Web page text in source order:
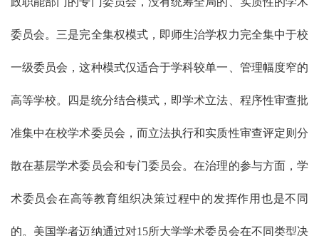
委员会。三是完全集权模式，即师生治学权力完全集中于校
一级委员会，这种模式仅适合于学科较单一、管理幅度窄的
高等学校。四是统分结合模式，即学术立法、程序性审查批
准集中在校学术委员会，而立法执行和实质性审查评定则分
散在基层学术委员会和专门委员会。在治理的参与方面，学
术委员会在高等教育组织决策过程中的发挥作用也是不同
的。美国学者迈纳通过对15所大学学术委员会在不同类型决